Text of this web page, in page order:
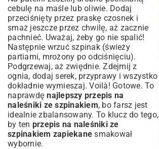
cebulę na maśle lub oliwie. Dodaj
przeciśnięty przez praskę czosnek i
smaż jeszcze przez chwilę, aż zacznie
pachnieć. Uważaj, żeby go nie spalić!
Następnie wrzuć szpinak (świeży
partiami, mrożony po odciśnięciu).
Podgrzewaj, aż zwiędnie. Zdejmij z
ognia, dodaj serek, przyprawy i wszystko
dokładnie wymieszaj. Voilà! Gotowe. To
naprawdęnajlepszy przepis na
naleśniki ze szpinakiem, bo farsz jest
idealnie zbalansowany. To klucz do tego,
by ten przepis na naleśniki ze
szpinakiem zapiekane smakował
wybornie.